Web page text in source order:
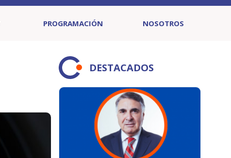
PROGRAMACIÓN NOSOTROS
DESTACADOS